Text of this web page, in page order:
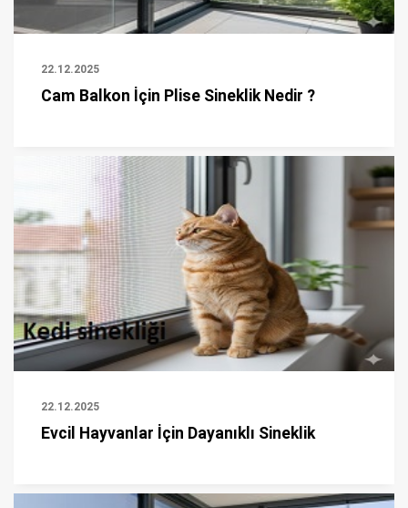
22.12.2025
Cam Balkon İçin Plise Sineklik Nedir ?
22.12.2025
Evcil Hayvanlar İçin Dayanıklı Sineklik